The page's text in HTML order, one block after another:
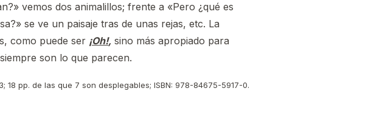
vemos dos animalillos; frente a «Pero ¿qué es
se ve un paisaje tras de unas rejas, etc. La
como puede ser ¡Oh!, sino más apropiado para
son lo que parecen.
18 pp. de las que 7 son desplegables; ISBN: 978-84675-5917-0.